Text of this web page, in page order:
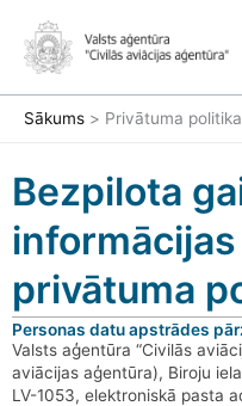
saturu
Sākums Privātuma politika
Bezpilota
privātuma
Personas datu apstrādes
Valsts aģentūra “Civilās
aviācijas aģentūra), Biroju
LV-1053, elektroniskā pasta